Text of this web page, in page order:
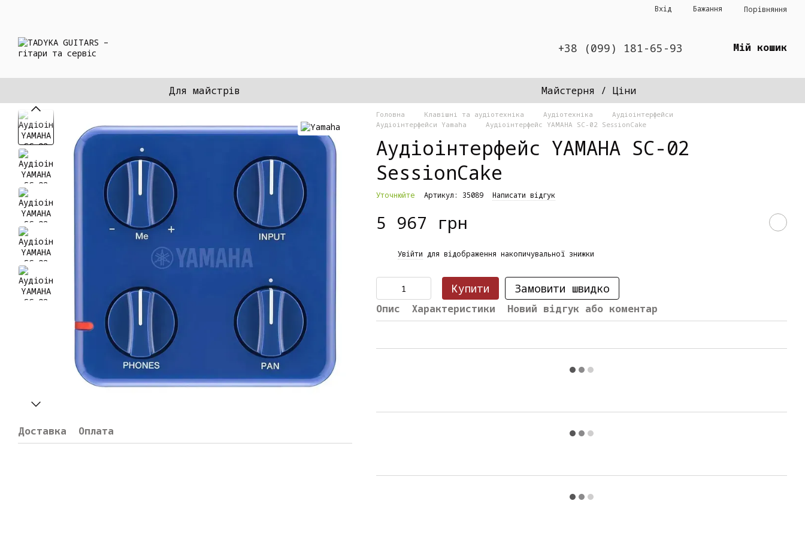
Вхід Бажання Порівняння
+38 (099) 181-65-93 Мій кошик
Для майстрів Майстерня / Ціни
Доставка Оплата
Головна Клавішні та аудіотехніка Аудіотехніка
Аудіоінтерфейси
Аудіоінтерфейси Yamaha
Аудіоінтерфейс YAMAHA SC-02 SessionCake
Аудіоінтерфейс YAMAHA SC-02
SessionCake
Уточнюйте Артикул: 35089 Написати відгук
5 967 грн
Увійти для відображення накопичувальної знижки
Купити Замовити швидко
Опис Характеристики Новий відгук або коментар